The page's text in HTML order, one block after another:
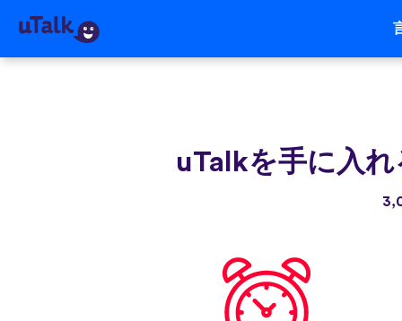
uTalkを手に入れ